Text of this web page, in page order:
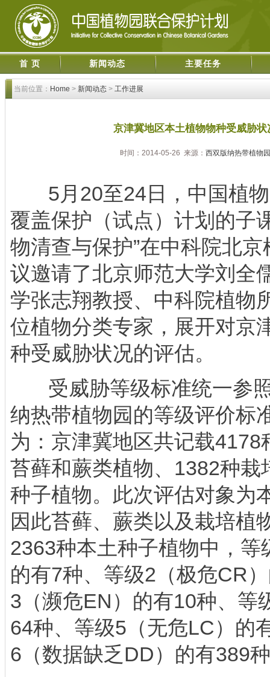
首 页 新闻动态 主要任务
当前位置： Home > 新闻动态 > 工作进展
京津冀地区本土植物物种受威胁
时间：2014-05-26 来源： 西双版纳热带植物园
5月20至24日，中国植物
覆盖保护（试点）计划的子
物清查与保护”在中科院北
议邀请了北京师范大学刘全
学张志翔教授、中科院植物
位植物分类专家，展开对京
种受威胁状况的评估。
受威胁等级标准统一参
纳热带植物园的等级评价标
为：京津冀地区共记载4178
苔藓和蕨类植物、1382种栽
种子植物。此次评估对象为
因此苔藓、蕨类以及栽培植
2363种本土种子植物中，等
的有7种、等级2（极危CR
3（濒危EN）的有10种、等
64种、等级5（无危LC）的
6（数据缺乏DD）的有389